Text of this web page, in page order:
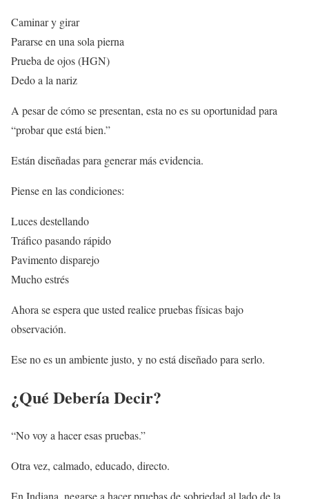
Caminar y girar
Pararse en una sola pierna
Prueba de ojos (HGN)
Dedo a la nariz
A pesar de cómo se presentan, esta no es su oportunidad para
“probar que está bien.”
Están diseñadas para generar más evidencia.
Piense en las condiciones:
Luces destellando
Tráfico pasando rápido
Pavimento disparejo
Mucho estrés
Ahora se espera que usted realice pruebas físicas bajo
observación.
Ese no es un ambiente justo, y no está diseñado para serlo.
¿Qué Debería Decir?
“No voy a hacer esas pruebas.”
Otra vez, calmado, educado, directo.
En Indiana, negarse a hacer pruebas de sobriedad al lado de la